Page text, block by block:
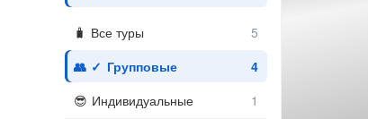
Все туры
Групповые
Индивидуальные